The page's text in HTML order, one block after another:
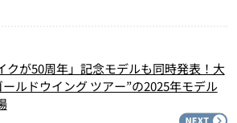
クが50周年」記念モデルも同時発表！大
ルドウイング ツアー”の2025年モデル